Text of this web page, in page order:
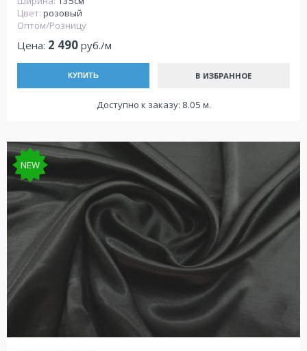
Цвет: розовый
Оптом/Розницу
Цена: 2 490 руб./м
КУПИТЬ В ИЗБРАННОЕ
Доступно к заказу: 8.05 м.
NEW